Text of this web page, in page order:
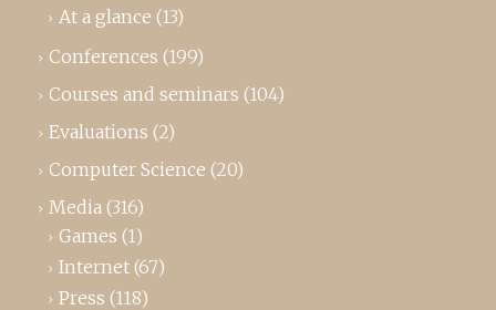
At a glance (13)
Conferences (199)
Courses and seminars (104)
Evaluations (2)
Computer Science (20)
Media (316)
Games (1)
Internet (67)
Press (118)